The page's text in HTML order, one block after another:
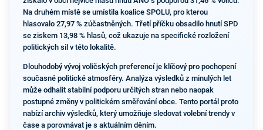
Na druhém místě se umístila koalice SPOLU, pro kterou
hlasovalo 27,97 % zúčastněných. Třetí příčku obsadilo hnutí SPD
se ziskem 13,98 % hlasů, což ukazuje na specifické rozložení
politických sil v této lokalitě.
Dlouhodobý vývoj voličských preferencí je klíčový pro pochopení
současné politické atmosféry. Analýza výsledků z minulých let
může odhalit stabilní podporu určitých stran nebo naopak
postupné změny v politickém směřování obce. Tento portál proto
nabízí archiv výsledků, který umožňuje sledovat volební trendy v
čase a porovnávat je s aktuálním děním.